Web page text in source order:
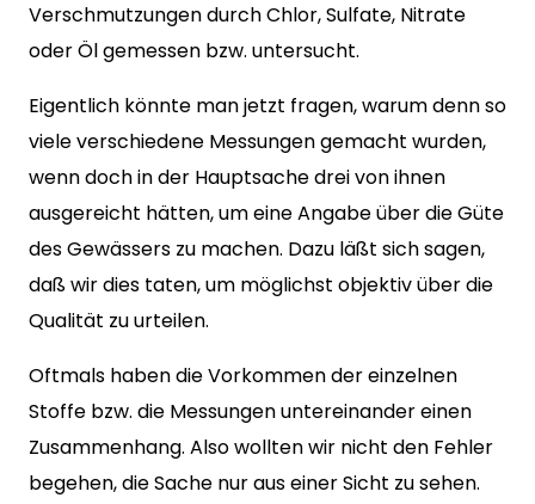
Verschmutzungen durch Chlor, Sulfate, Nitrate
oder Öl gemessen bzw. untersucht.
Eigentlich könnte man jetzt fragen, warum denn so
viele verschiedene Messungen gemacht wurden,
wenn doch in der Hauptsache drei von ihnen
ausgereicht hätten, um eine Angabe über die Güte
des Gewässers zu machen. Dazu läßt sich sagen,
daß wir dies taten, um möglichst objektiv über die
Qualität zu urteilen.
Oftmals haben die Vorkommen der einzelnen
Stoffe bzw. die Messungen untereinander einen
Zusammenhang. Also wollten wir nicht den Fehler
begehen, die Sache nur aus einer Sicht zu sehen.